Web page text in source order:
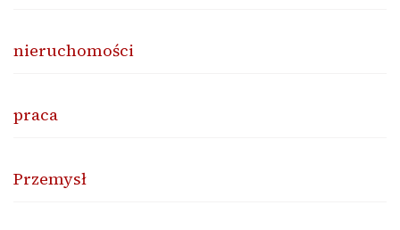
nieruchomości
praca
Przemysł